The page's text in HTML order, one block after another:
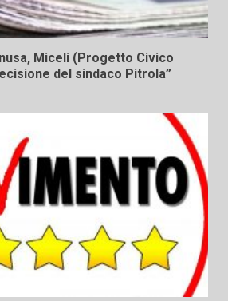
Miceli (Progetto Civico
del sindaco Pitrola”